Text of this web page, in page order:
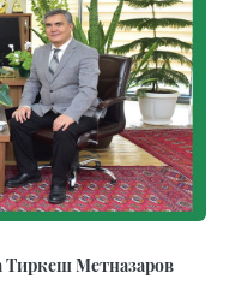
Тиркеш Мeтназаров